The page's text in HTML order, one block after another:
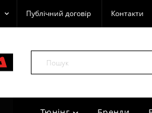
Публічний договір Контакти